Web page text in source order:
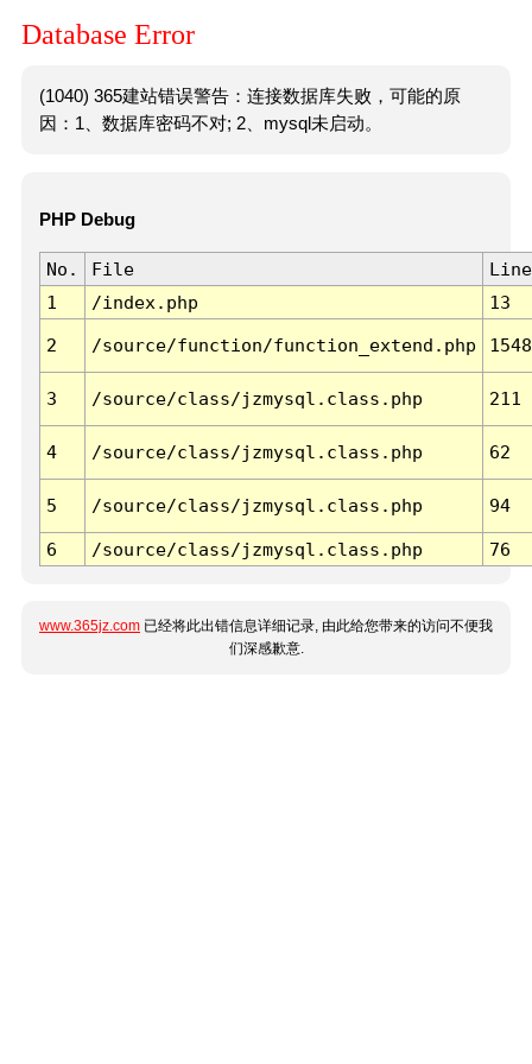
Database Error
(1040) 365建站错误警告：连接数据库失败，可能的原
因：1、数据库密码不对; 2、mysql未启动。
PHP Debug
No. File
Line
1
/index.php 13
2 /source/function/function_extend.php 1548
3 /source/class/jzmysql.class.php 211
4 /source/class/jzmysql.class.php 62
5 /source/class/jzmysql.class.php 94
6 /source/class/jzmysql.class.php 76
www.365jz.com 已经将此出错信息详细记录, 由此给您带来的访问不便我
们深感歉意.